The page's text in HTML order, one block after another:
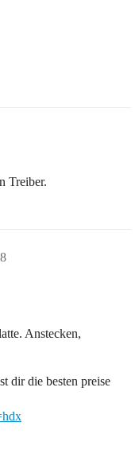
Treiber.
Anstecken,
dir die besten preise